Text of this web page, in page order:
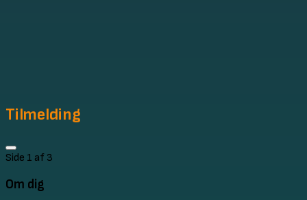
Tilmelding
Side 1 af 3
Om dig